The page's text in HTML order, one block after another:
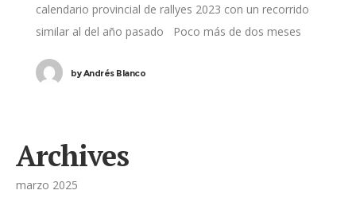
calendario provincial de rallyes 2023 con un recorrido
similar al del año pasado Poco más de dos meses
byAndrés Blanco
Archives
marzo 2025